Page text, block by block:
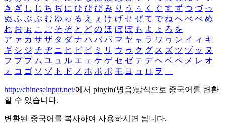
き ぎ し じ ち ぢ に ひ び ぴ み り う ぅ く ぐ す ず つ づ っ
ぬ ふ ぶ ぷ む ゆ ゅ る え ぇ け げ せ ぜ て で ね へ べ ぺ め
れ お ぉ こ ご そ ぞ と ど の ほ ぼ ぽ も よ ょ ろ を
ア ァ カ サ ザ タ ダ ナ ハ バ パ マ ヤ ャ ラ ワ ヮ ン イ ィ キ
ギ シ ジ チ ヂ ニ ヒ ビ ピ ミ リ ウ ゥ ク グ ス ズ ツ ヅ ッ ヌ
フ ブ プ ム ユ ュ ル エ ェ ケ ゲ セ ゼ テ デ ヘ ベ ペ メ レ オ
ォ コ ゴ ソ ゾ ト ド ノ ホ ボ ポ モ ヨ ョ ロ ヲ ―
http://chineseinput.net/에서 pinyin(병음)방식으로 중국어를 변환
할 수 있습니다.
변환된 중국어를 복사하여 사용하시면 됩니다.